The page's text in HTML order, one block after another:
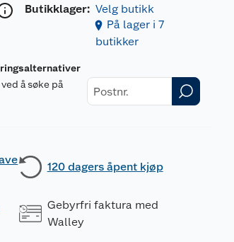
Butikklager: Velg butikk
På lager i 7
butikker
å søke på
120 dagers åpent kjøp
Gebyrfri faktura med
Walley